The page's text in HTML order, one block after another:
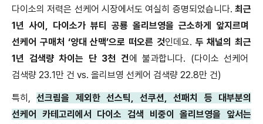
다이소의 저력은 선케어 시장에서도 여실히 증명되었습니다.최근
1년 사이 , 다이소가 뷰티 공룡 올리브영을 근소하게 앞지르며
선케어 구매처 ‘양대 산맥’으로 떠오른 것인데요. 두 채널의 최근
1년 검색량 차이는 단3천 건에 불과합니다. (다이소 선케어
검색량 23.1만 건 vs. 올리브영 선케어 검색량 22.8만 건)
특히 ,선크림을 제외한 선스틱 ,선쿠션 ,선패치 등 대부분의
선케어 카테고리에서 다이소 검색 비중이 올리브영을 앞서는